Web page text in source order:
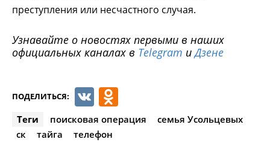
преступления или несчастного случая.
Узнавайте о новостях первыми в наших
официальных каналах в Telegram иДзене
ПОДЕЛИТЬСЯ: VK
Теги поисковая операция
семья Усольцевых
ск
тайга телефон